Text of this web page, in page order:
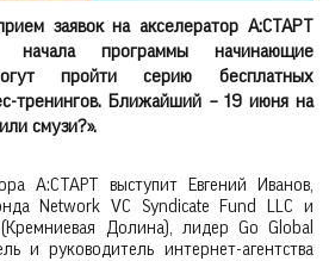
заявок на акселератор А:СТАРТ
программы начинающие
пройти серию бесплатных
тренингов. Ближайший – 19 июня на
смузи?».
А:СТАРТ выступит Евгений Иванов,
Network VC Syndicate Fund LLC и
Долина), лидер Go Global
и руководитель интернет-агентства